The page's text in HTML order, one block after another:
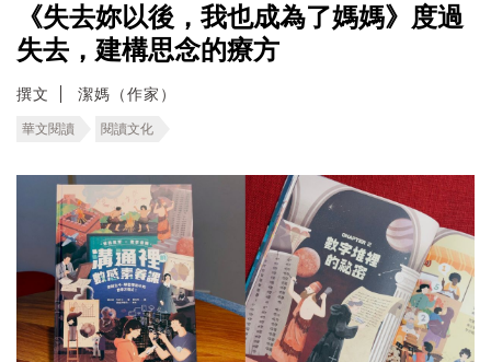
《失去妳以後，我也成為了媽媽》度過
失去，建構思念的療方
撰文 潔媽（作家）
華文閱讀 閱讀文化